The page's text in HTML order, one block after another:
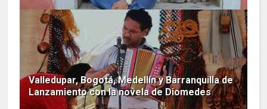
Valledupar, Bogotá, Medellín y Barranquilla de
Lanzamiento con la novela de Diomedes